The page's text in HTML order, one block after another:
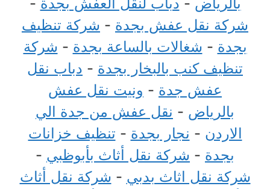
شركة نقل عفش بجدة - شركة تنظيف
بجدة - شغالات بالساعة بجدة - شركة
تنظيف كنب بالبخار بجدة - دباب نقل
عفش جدة - ونيت نقل عفش
بالرياض - نقل عفش من جدة الي
الاردن - نجار بجدة - تنظيف خزانات
بجدة - شركة نقل أثاث بأبوظبي -
شركة نقل اثاث بدبي - شركة نقل أثاث